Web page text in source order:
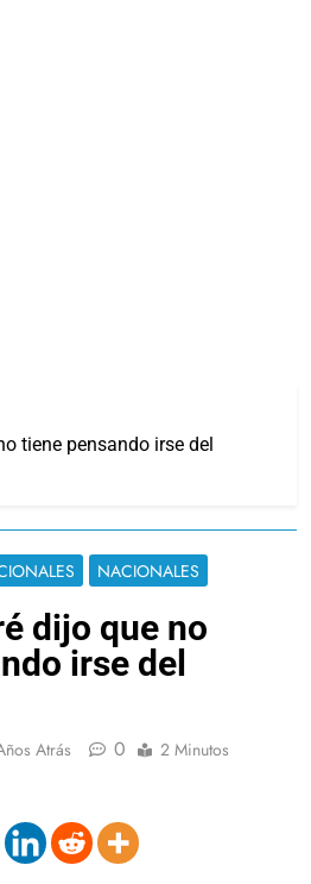
tiene pensando irse del
NACIONALES
dijo que no
irse del
Atrás 0 2 Minutos